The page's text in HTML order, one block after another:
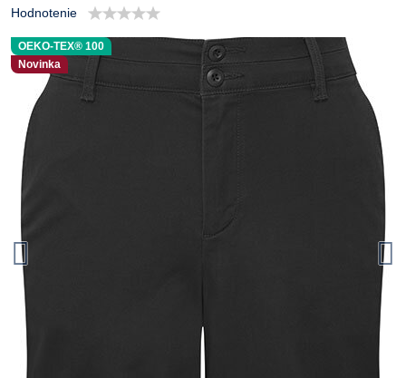
OEKO-TEX® 100
Novinka
Hodnotenie